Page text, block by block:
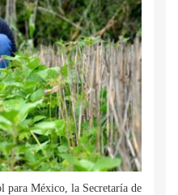
México, la Secretaría de